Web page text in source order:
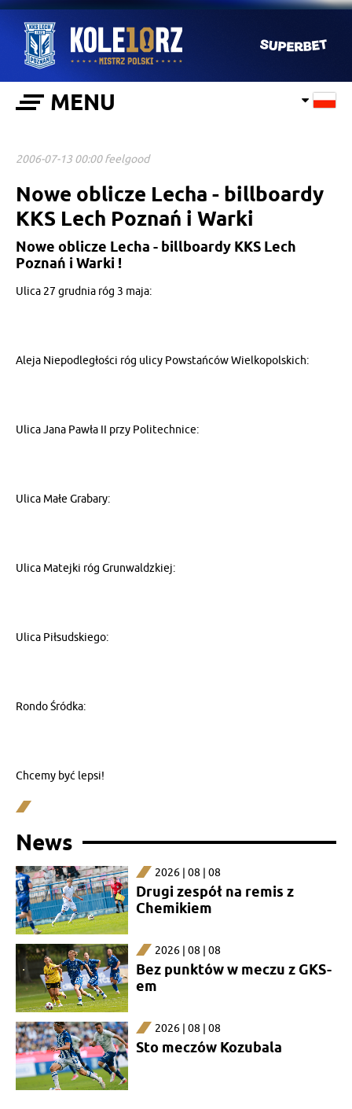
MENU
2006-07-13 00:00 feelgood
Nowe oblicze Lecha - billboardy
KKS Lech Poznań i Warki
Nowe oblicze Lecha - billboardy KKS Lech
Poznań i Warki !
Ulica 27 grudnia róg 3 maja:
Aleja Niepodległości róg ulicy Powstańców Wielkopolskich:
Ulica Jana Pawła II przy Politechnice:
Ulica Małe Grabary:
Ulica Matejki róg Grunwaldzkiej:
Ulica Piłsudskiego:
Rondo Śródka:
Chcemy być lepsi!
News
2026 | 08 | 08
Drugi zespół na remis z
Chemikiem
2026 | 08 | 08
Bez punktów w meczu z GKS-
em
2026 | 08 | 08
Sto meczów Kozubala